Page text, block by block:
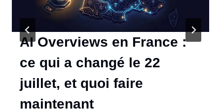
AI Overviews en France :
ce qui a changé le 22
juillet, et quoi faire
maintenant